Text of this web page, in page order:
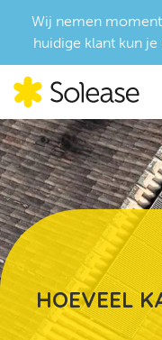
Wij nemen
huidige klant kun
HOEVEEL